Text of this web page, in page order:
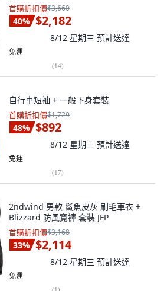
首購折扣價$3,660
40% $2,182
8/12 星期三 預計送達
免運
(14)
自行車短袖 + 一般下身套裝
首購折扣價$1,729
48% $892
8/12 星期三 預計送達
免運
(17)
2ndwind 男款 鯊魚皮灰 刷毛車衣 +
Blizzard 防風寬褲 套裝 JFP
首購折扣價$3,168
33% $2,114
8/12 星期三 預計送達
免運
(1)